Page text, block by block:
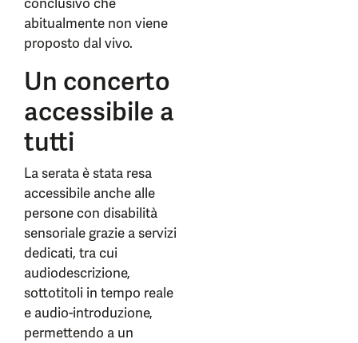
abitualmente non viene
proposto dal vivo.
Un concerto
accessibile a
tutti
La serata è stata resa
accessibile anche alle
persone con disabilità
sensoriale grazie a servizi
dedicati, tra cui
audiodescrizione,
sottotitoli in tempo reale
e audio-introduzione,
permettendo a un